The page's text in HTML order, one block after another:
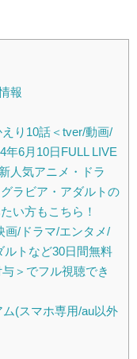
報
り10話＜tver/動画/
年6月10日FULL LIVE
人気アニメ・ドラ
ラビア・アダルトの
い方もこちら！
/ドラマ/エンタメ/
トなど30日間無料
＞でフル視聴でき
(スマホ専用/au以外